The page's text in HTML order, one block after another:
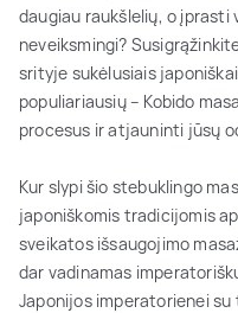
daugiau raukšlelių, o įprasti
neveiksmingi?
srityje sukėlusiais
populiariausių – Kobido
procesus ir atjauninti jūsų
Kur slypi šio stebuklingo
japoniškomis tradicijomis
sveikatos išsaugojimo
dar vadinamas
Japonijos imperatorienei